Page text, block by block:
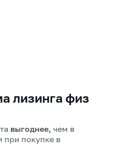
лизинга физ
выгоднее, чем в
при покупке в